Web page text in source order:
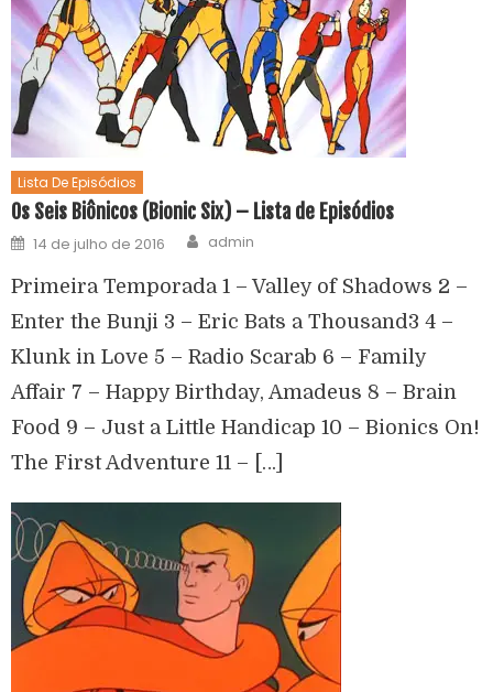
Lista De Episódios
Os Seis Biônicos (Bionic Six) – Lista de Episódios
14 de julho de 2016 admin
Primeira Temporada 1 – Valley of Shadows 2 –
Enter the Bunji 3 – Eric Bats a Thousand3 4 –
Klunk in Love 5 – Radio Scarab 6 – Family
Affair 7 – Happy Birthday, Amadeus 8 – Brain
Food 9 – Just a Little Handicap 10 – Bionics On!
The First Adventure 11 – […]